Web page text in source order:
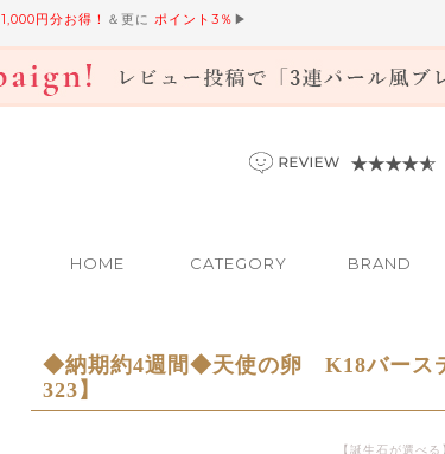
1,000円分お得！ ＆更に ポイント3％ ▶
HOME CATEGORY BRAND
◆納期約4週間◆天使の卵 K18バース
323】
【誕生石が選べ